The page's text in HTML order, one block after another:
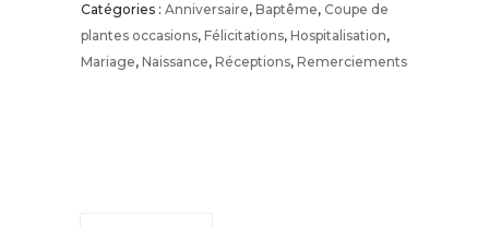
grasses
Catégories : Anniversaire, Baptême, Coupe de
plantes occasions, Félicitations, Hospitalisation,
Mariage, Naissance, Réceptions, Remerciements